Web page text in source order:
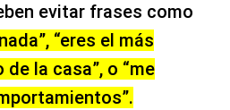
evitar frases como
“eres el más
la casa”, o “me